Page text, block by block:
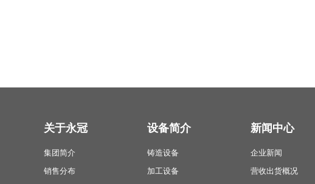
关于永冠
集团简介
销售分布
设备简介
铸造设备
加工设备
新闻中心
企业新闻
营收出货概况